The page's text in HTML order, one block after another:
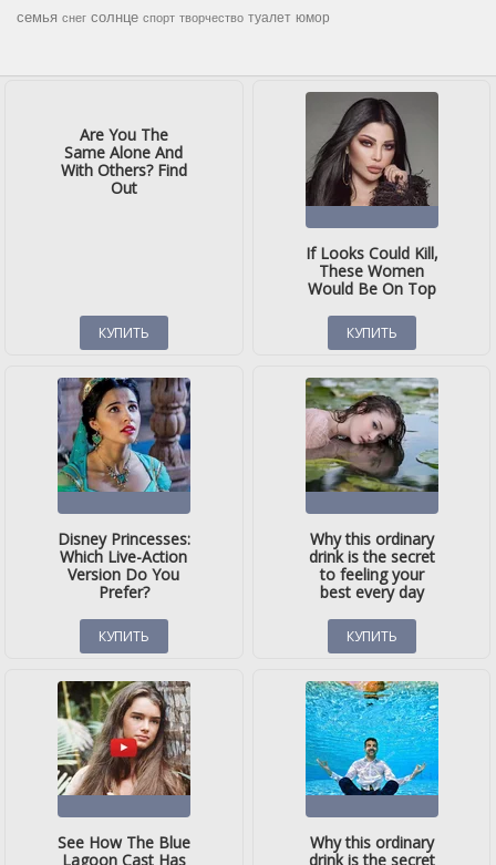
семья снег солнце спорт творчество туалет юмор